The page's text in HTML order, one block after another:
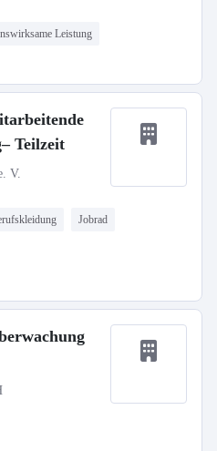
Leistung
Teilzeit
V.
Jobrad